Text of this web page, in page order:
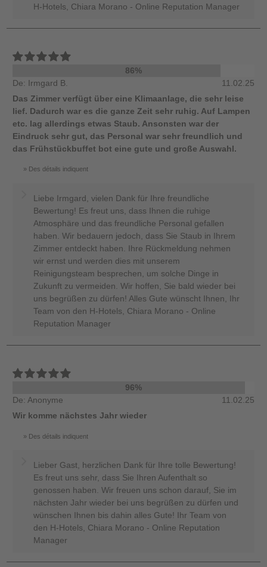
H-Hotels, Chiara Morano - Online Reputation Manager
86%
De: Irmgard B.
11.02.25
Das Zimmer verfügt über eine Klimaanlage, die sehr leise
lief. Dadurch war es die ganze Zeit sehr ruhig. Auf Lampen
etc. lag allerdings etwas Staub. Ansonsten war der
Eindruck sehr gut, das Personal war sehr freundlich und
das Frühstückbuffet bot eine gute und große Auswahl.
Des détails indiquent
Liebe Irmgard, vielen Dank für Ihre freundliche
Bewertung! Es freut uns, dass Ihnen die ruhige
Atmosphäre und das freundliche Personal gefallen
haben. Wir bedauern jedoch, dass Sie Staub in Ihrem
Zimmer entdeckt haben. Ihre Rückmeldung nehmen
wir ernst und werden dies mit unserem
Reinigungsteam besprechen, um solche Dinge in
Zukunft zu vermeiden. Wir hoffen, Sie bald wieder bei
uns begrüßen zu dürfen! Alles Gute wünscht Ihnen, Ihr
Team von den H-Hotels, Chiara Morano - Online
Reputation Manager
96%
De: Anonyme
11.02.25
Wir komme nächstes Jahr wieder
Des détails indiquent
Lieber Gast, herzlichen Dank für Ihre tolle Bewertung!
Es freut uns sehr, dass Sie Ihren Aufenthalt so
genossen haben. Wir freuen uns schon darauf, Sie im
nächsten Jahr wieder bei uns begrüßen zu dürfen und
wünschen Ihnen bis dahin alles Gute! Ihr Team von
den H-Hotels, Chiara Morano - Online Reputation
Manager